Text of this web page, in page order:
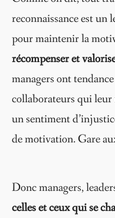
reconnaissance est
pour maintenir la
récompenser et
managers ont
collaborateurs qui leur
un sentiment
de motivation. Gare
Donc managers,
celles et ceux qui se